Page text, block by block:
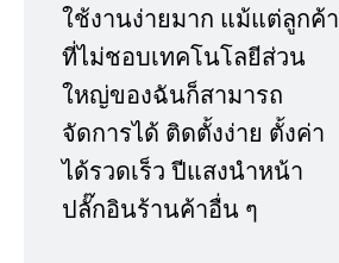
ใช้งานง่ายมาก แม้แต่ลูกค้า
ที่ไม่ชอบเทคโนโลยีส่วน
ใหญ่ของฉันก็สามารถ
จัดการได้ ติดตั้งง่าย ตั้งค่า
ได้รวดเร็ว ปีแสงนำหน้า
ปลั๊กอินร้านค้าอื่น ๆ